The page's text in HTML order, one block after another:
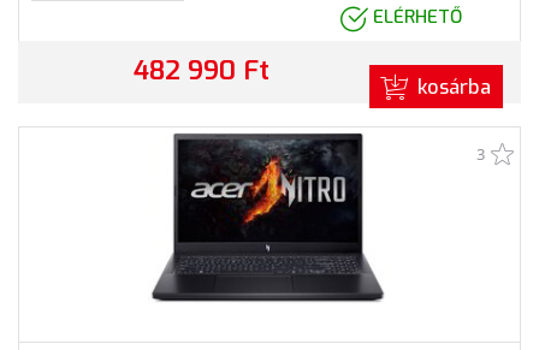
ELÉRHETŐ
482 990 Ft kosárba
3